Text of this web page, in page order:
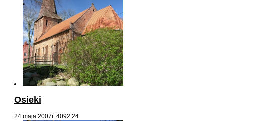
Osieki
24 maja 2007r. 4092 24